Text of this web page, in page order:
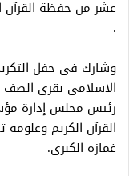
.
الاسلامى بقرى الصف
رئيس مجلس إدارة
القرآن الكريم
غمازه الكبرى.